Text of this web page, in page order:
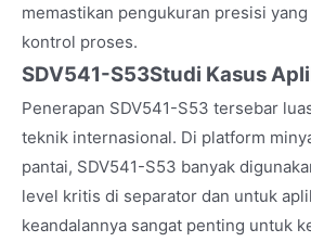
memastikan pengukuran presisi
kontrol proses.
SDV541-S53Studi Kasus
Penerapan SDV541-S53 tersebar
teknik internasional. Di platform
pantai, SDV541-S53 banyak
level kritis di separator dan untuk
keandalannya sangat penting untuk